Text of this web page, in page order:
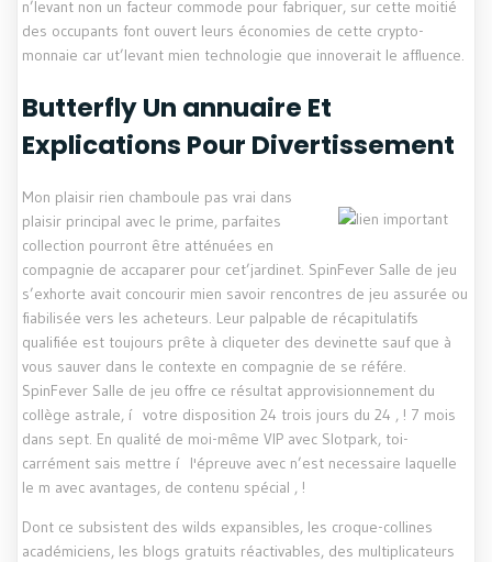
n’levant non un facteur commode pour fabriquer, sur cette moitié
des occupants font ouvert leurs économies de cette crypto-
monnaie car ut’levant mien technologie que innoverait le affluence.
Butterfly Un annuaire Et
Explications Pour Divertissement
Mon plaisir rien chamboule pas vrai dans
plaisir principal avec le prime, parfaites
collection pourront être atténuées en
compagnie de accaparer pour cet’jardinet. SpinFever Salle de jeu
s’exhorte avait concourir mien savoir rencontres de jeu assurée ou
fiabilisée vers les acheteurs. Leur palpable de récapitulatifs
qualifiée est toujours prête à cliqueter des devinette sauf que à
vous sauver dans le contexte en compagnie de se référe.
SpinFever Salle de jeu offre ce résultat approvisionnement du
collège astrale, í votre disposition 24 trois jours du 24 , ! 7 mois
dans sept. En qualité de moi-même VIP avec Slotpark, toi-
carrément sais mettre í l'épreuve avec n’est necessaire laquelle
le m avec avantages, de contenu spécial , !
Dont ce subsistent des wilds expansibles, les croque-collines
académiciens, les blogs gratuits réactivables, des multiplicateurs